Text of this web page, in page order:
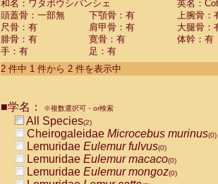
Cebidae Cebusspp.(0)
Cebidae Saimiri boliviensis
Cebidae Saimiri sciureus
Atelidae Alouatta caraya
AtelidaeAlouatta fusca
AtelidaeAlouatta seniculus
AtelidaeAteles belzebuth
AtelidaeAteles geoffroyi
AtelidaeAteles paniscus(0)
AtelidaeAtelesspp. (0)
AtelidaeLagothrix lagothricha
AtelidaeLagothrix lagothricha cana
PitheciidaeCacajao calvus
和名：ワタボウシパンシェ
英名：
頭蓋骨：一部無
下顎骨：有
上腕骨：
尺骨：有
肩甲骨：有
大腿骨：
腓骨：有
寛骨：有
体幹：有
手：有
足：有
2 件中 1 件から 2 件を表示中
■学名： ※複数選択可・or検索
All Species(2)
Cheirogaleidae Microcebus murinus(0)
Lemuridae Eulemur fulvus(0)
Lemuridae Eulemur macaco(0)
Lemuridae Eulemur mongoz(0)